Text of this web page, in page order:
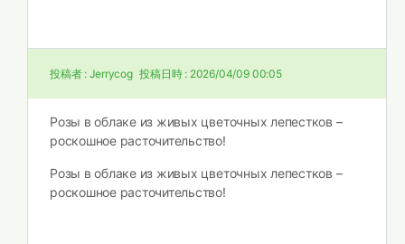
投稿者 : Jerrycog 投稿日時 : 2026/04/09 00:05
Розы в облаке из живых цветочных лепестков –
роскошное расточительство!
Розы в облаке из живых цветочных лепестков –
роскошное расточительство!